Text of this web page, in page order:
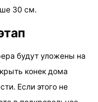
30 см.
будут уложены на
конек дома
Если этого не